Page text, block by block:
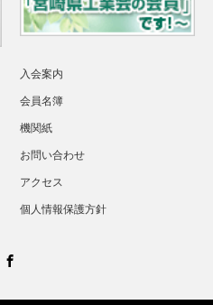
入会案内
会員名簿
機関紙
お問い合わせ
アクセス
個人情報保護方針